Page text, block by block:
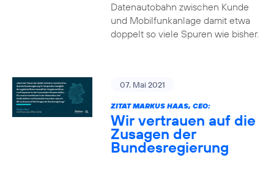
Datenautobahn zwischen Kunde
und Mobilfunkanlage damit etwa
doppelt so viele Spuren wie bisher.
07. Mai 2021
ZITAT MARKUS HAAS, CEO:
Wir vertrauen auf die
Zusagen der
Bundesregierung